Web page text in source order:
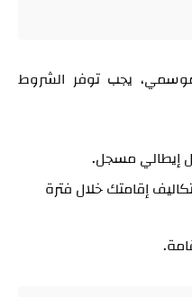
يجب توفر الشروط
مسجل.
إقامتك خلال فترة